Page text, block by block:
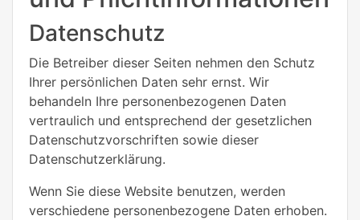
Datenschutz
Die Betreiber dieser Seiten nehmen den Schutz
Ihrer persönlichen Daten sehr ernst. Wir
behandeln Ihre personenbezogenen Daten
vertraulich und entsprechend der gesetzlichen
Datenschutzvorschriften sowie dieser
Datenschutzerklärung.
Wenn Sie diese Website benutzen, werden
verschiedene personenbezogene Daten erhoben.